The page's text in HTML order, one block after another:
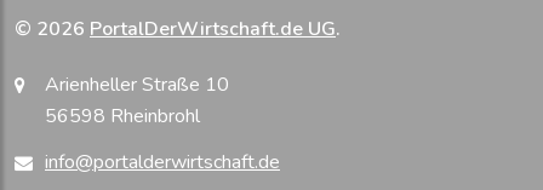
© 2026 PortalDerWirtschaft.de UG.
Arienheller Straße 10
56598 Rheinbrohl
info@portalderwirtschaft.de